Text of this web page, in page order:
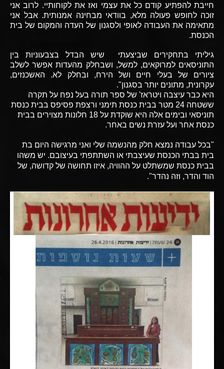
חייבת להפתיע קודם כל את עצמי ואז את לקוחותיי. לרוב אני
זוכה לחופש פעולה מלא, בוודאי מבחינה אמנותית. אבל אני
מתאימה את העבודה לאופי ולסגנון של העדה והמקום של בית
הכנסת.
גיליתי בתחקירים שביצעתי שיש הבדל בצבעוניות בין
התוניסאים למרוקאים, למשל, ושבחלק מהעדות אפשר לשלב
ציורים של בעלי חיים ושל הירח, ובחלק לא. האשכנזים,
עקרונית, מתונים יותר בסגנון".
היא כבר עיצבה ויטראז' של ספר תורה בעל נפח על תקרה
ששטחה 24 מטר בבית כנסת תימני ורצפת פסיפס בבית כנסת
תוניסאי ובימים אלה היא שוקדת על 18 חלונות מצוירים בבית
כנסת אחר ועל עזרת נשים באחר.
"בכל עבודה נמצא חלק מהנשמה שלי ואני מרגישה היום בת
בית בבתי הכנסת שעיצבתי או השתתפתי בעיצובם. יש משהו
בבית כנסת שמשתלט על ההוויה, איזו תחושה של קדושה, של
הוד והדר, וזה נהדר".